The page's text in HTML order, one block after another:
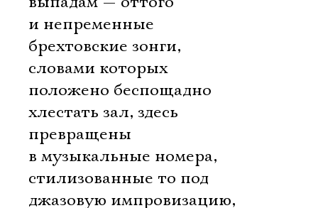
и непременные
брехтовские зонги,
словами которых
положено беспощадно
хлестать зал, здесь
превращены
в музыкальные номера,
стилизованные то под
джазовую импровизацию,